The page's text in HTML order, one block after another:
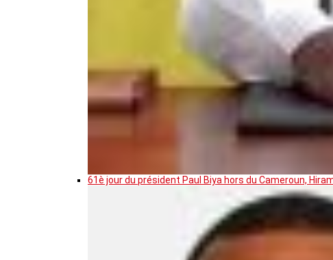
61è jour du président Paul Biya hors du Cameroun,